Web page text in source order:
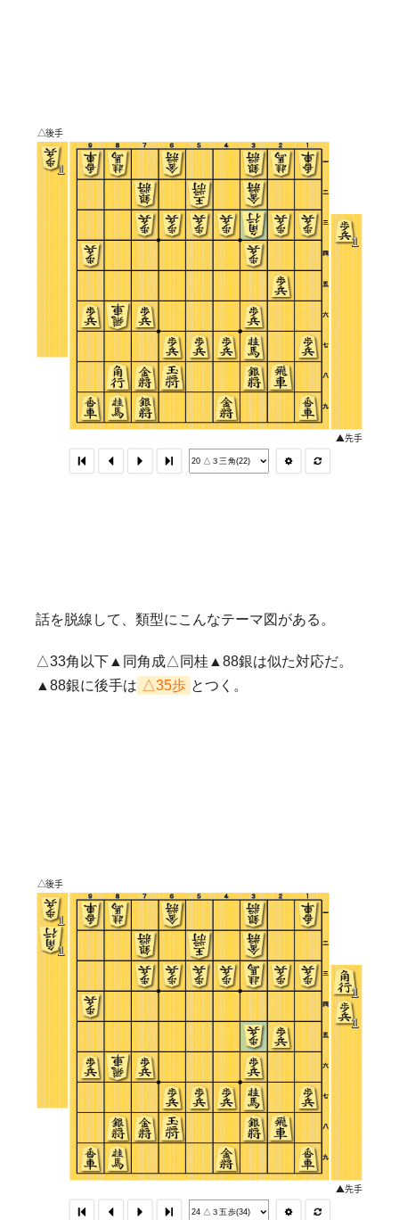
話を脱線して、類型にこんなテーマ図がある。
△33角以下▲同角成△同桂▲88銀は似た対応だ。
▲88銀に後手は △35歩 とつく。